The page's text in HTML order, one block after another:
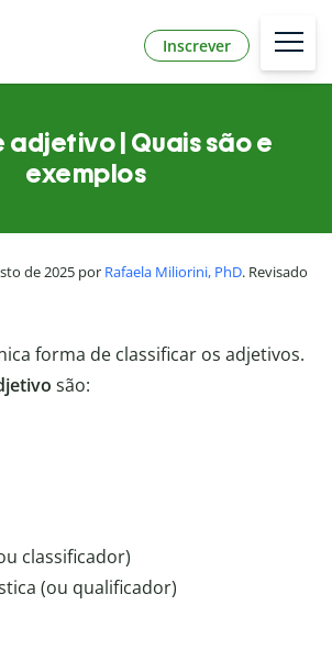
Inscrever
adjetivo | Quais são e
exemplos
de 2025 por Rafaela Miliorini, PhD. Revisado
forma de classificar os adjetivos.
são:
classificador)
(ou qualificador)